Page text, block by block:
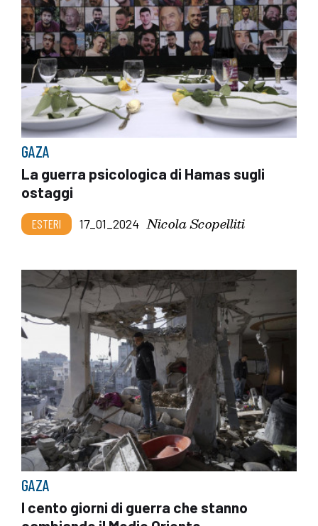
GAZA
La guerra psicologica di Hamas sugli
ostaggi
ESTERI 17_01_2024 Nicola Scopelliti
GAZA
I cento giorni di guerra che stanno